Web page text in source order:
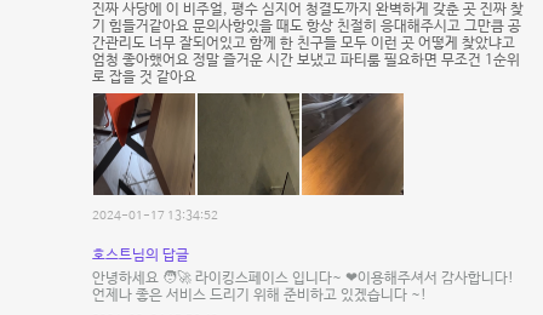
진짜 사당에 이 비주얼, 평수 심지어 청결도까지 완벽하게 갖춘 곳 진짜 찾
기 힘들거같아요 문의사항있을 때도 항상 친절히 응대해주시고 그만큼 공
간관리도 너무 잘되어있고 함께 한 친구들 모두 이런 곳 어떻게 찾았냐고
엄청 좋아했어요 정말 즐거운 시간 보냈고 파티룸 필요하면 무조건 1순위
로 잡을 것 같아요
2024-01-17 13:34:52
호스트님의 답글
안녕하세요 🧑‍🚀 라이킹스페이스 입니다~ ❤이용해주셔서 감사합니다!
언제나 좋은 서비스 드리기 위해 준비하고 있겠습니다 ~!